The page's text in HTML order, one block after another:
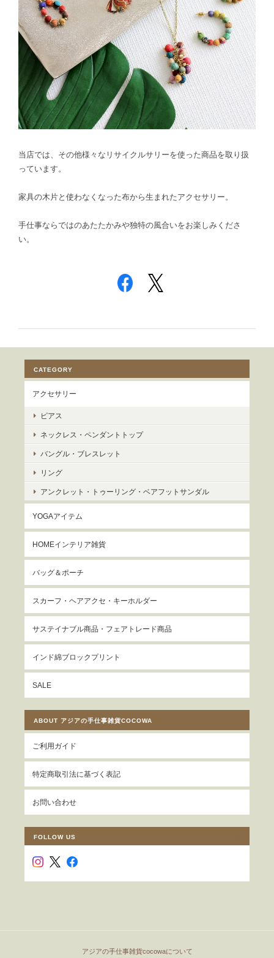
当店では、その他様々なリサイクルサリーを使った商品を取り扱
っています。
家具の木片と使わなくなった布から生まれたアクセサリー。
手仕事ならではのあたたかみや独特の風合いをお楽しみくださ
い。
CATEGORY
アクセサリー
ピアス
ネックレス・ペンダントトップ
バングル・ブレスレット
リング
アンクレット・トゥーリング・ベアフットサンダル
YOGAアイテム
HOMEインテリア雑貨
バッグ＆ポーチ
スカーフ・ヘアアクセ・キーホルダー
サステイナブル商品・フェアトレード商品
インド綿ブロックプリント
SALE
ABOUT アジアの手仕事雑貨COCOWA
ご利用ガイド
特定商取引法に基づく表記
お問い合わせ
FOLLOW US
アジアの手仕事雑貨cocowaについて